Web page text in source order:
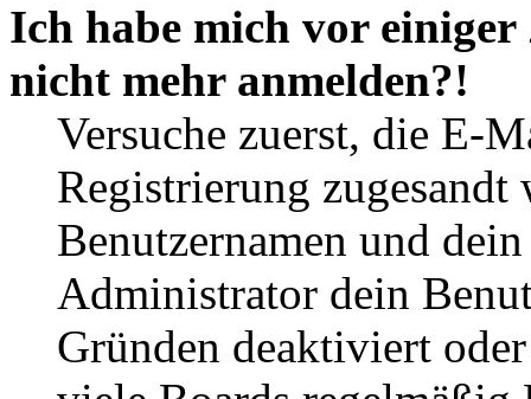
Ich habe mich vor
nicht mehr anmelden?!
Versuche zuerst, die E-
Registrierung
Benutzernamen und
Administrator dein
Gründen deaktiviert